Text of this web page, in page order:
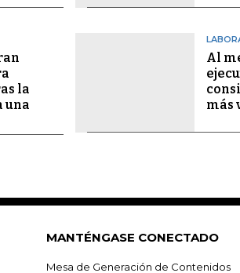
la
una
Al
más
MANTÉNGASE CONECTADO
Mesa de Generación de Contenidos